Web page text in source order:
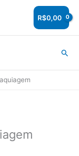
R$0,00